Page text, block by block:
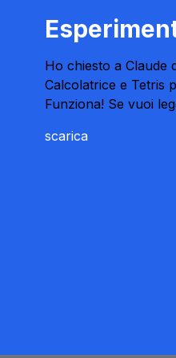
Ho chiesto a Claude
Calcolatrice e Tetris
Funziona! Se vuoi
scarica